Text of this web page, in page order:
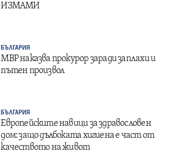
ИЗМАМИ
БЪЛГАРИЯ
МВР наказва прокурор заради заплахи и
пътен произвол
БЪЛГАРИЯ
Европейските навици за здравословен
дом: защо дълбоката хигиена е част от
качеството на живот